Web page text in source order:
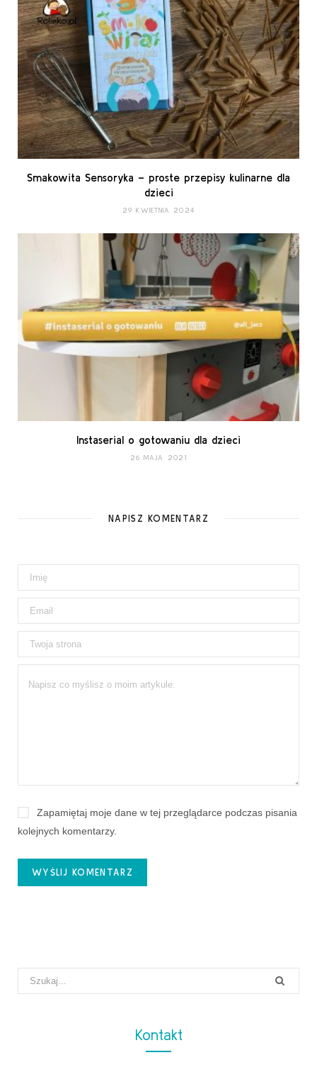
Smakowita Sensoryka – proste przepisy kulinarne dla
dzieci
29 KWIETNIA 2024
Instaserial o gotowaniu dla dzieci
26 MAJA 2021
NAPISZ KOMENTARZ
Zapamiętaj moje dane w tej przeglądarce podczas pisania
kolejnych komentarzy.
Search
for:
Kontakt